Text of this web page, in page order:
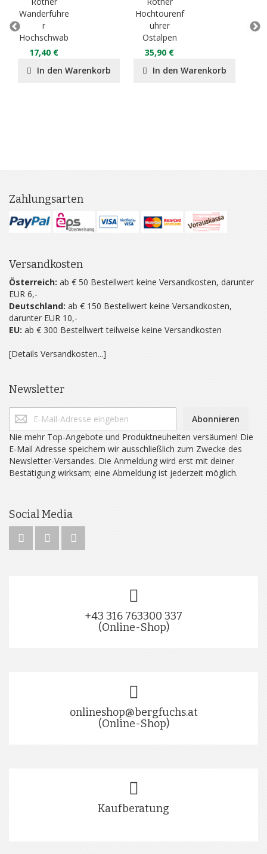
Wanderführe
r
Hochschwab
17,40 €
In den Warenkorb
Hochtourenf
ührer
Ostalpen
35,90 €
In den Warenkorb
Zahlungsarten
Versandkosten
Österreich: ab € 50 Bestellwert keine Versandkosten, darunter
EUR 6,-
Deutschland: ab € 150 Bestellwert keine Versandkosten,
darunter EUR 10,-
EU: ab € 300 Bestellwert teilweise keine Versandkosten
[Details Versandkosten...]
Newsletter
Abonnieren
Nie mehr Top-Angebote und Produktneuheiten versäumen! Die
E-Mail Adresse speichern wir ausschließlich zum Zwecke des
Newsletter-Versandes. Die Anmeldung wird erst mit deiner
Bestätigung wirksam; eine Abmeldung ist jederzeit möglich.
Social Media
+43 316 763300 337
(Online-Shop)
onlineshop@bergfuchs.at
(Online-Shop)
Kaufberatung